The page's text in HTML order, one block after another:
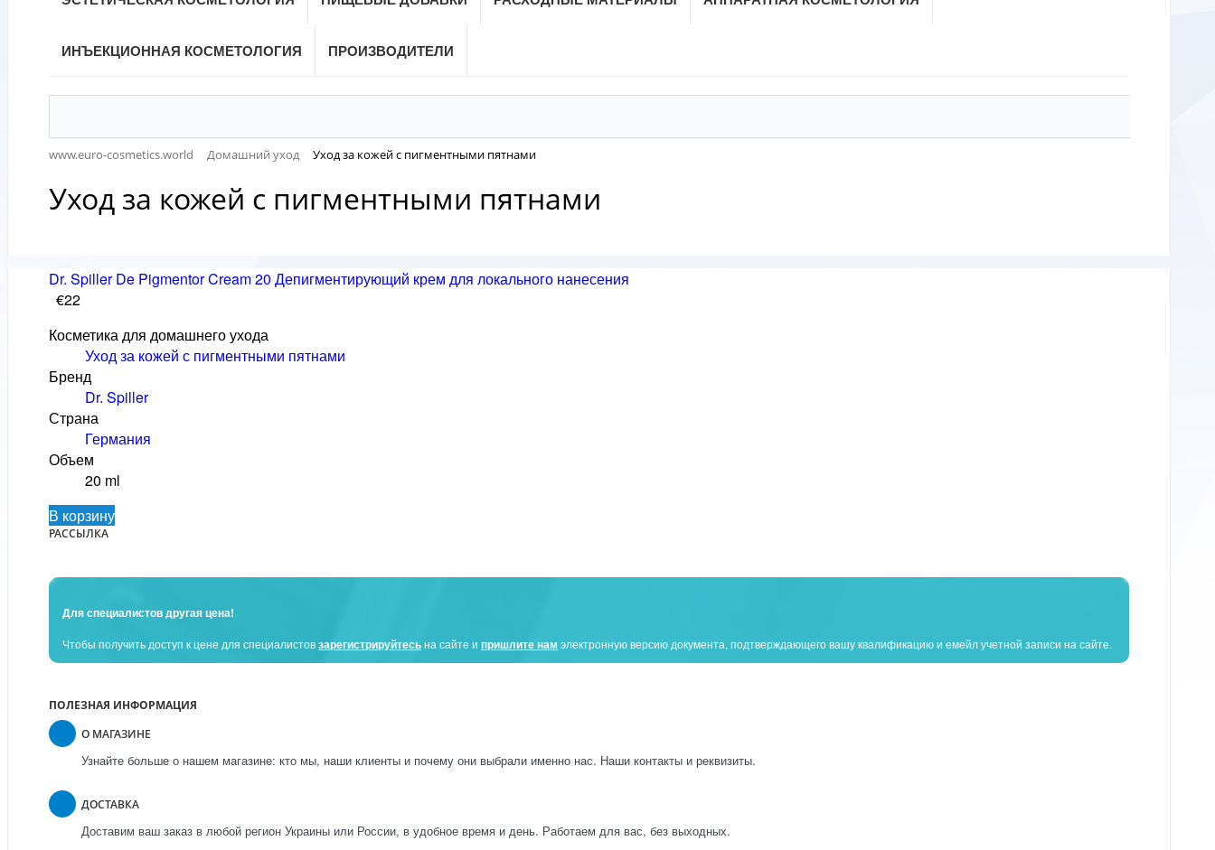
ИНЪЕКЦИОННАЯ КОСМЕТОЛОГИЯ ПРОИЗВОДИТЕЛИ
www.euro-cosmetics.world Домашний уход Уход за кожей с пигментными пятнами
Уход за кожей с пигментными пятнами
Dr. Spiller De Pigmentor Cream 20 Депигментирующий крем для локального нанесения
€22
Косметика для домашнего ухода
Уход за кожей с пигментными пятнами
Бренд
Dr. Spiller
Страна
Германия
Объем
20 ml
В корзину
РАССЫЛКА
Для специалистов другая цена!
Чтобы получить доступ к цене для специалистовзарегистрируйтесьна сайте и пришлите нам электронную версию документа, подтверждающего вашу квалификацию и емейл учетной записи на сайте.
ПОЛЕЗНАЯ ИНФОРМАЦИЯ
О МАГАЗИНЕ
Узнайте больше о нашем магазине: кто мы, наши клиенты и почему они выбрали именно нас. Наши контакты и реквизиты.
ДОСТАВКА
Доставим ваш заказ в любой регион Украины или России, в удобное время и день. Работаем для вас, без выходных.